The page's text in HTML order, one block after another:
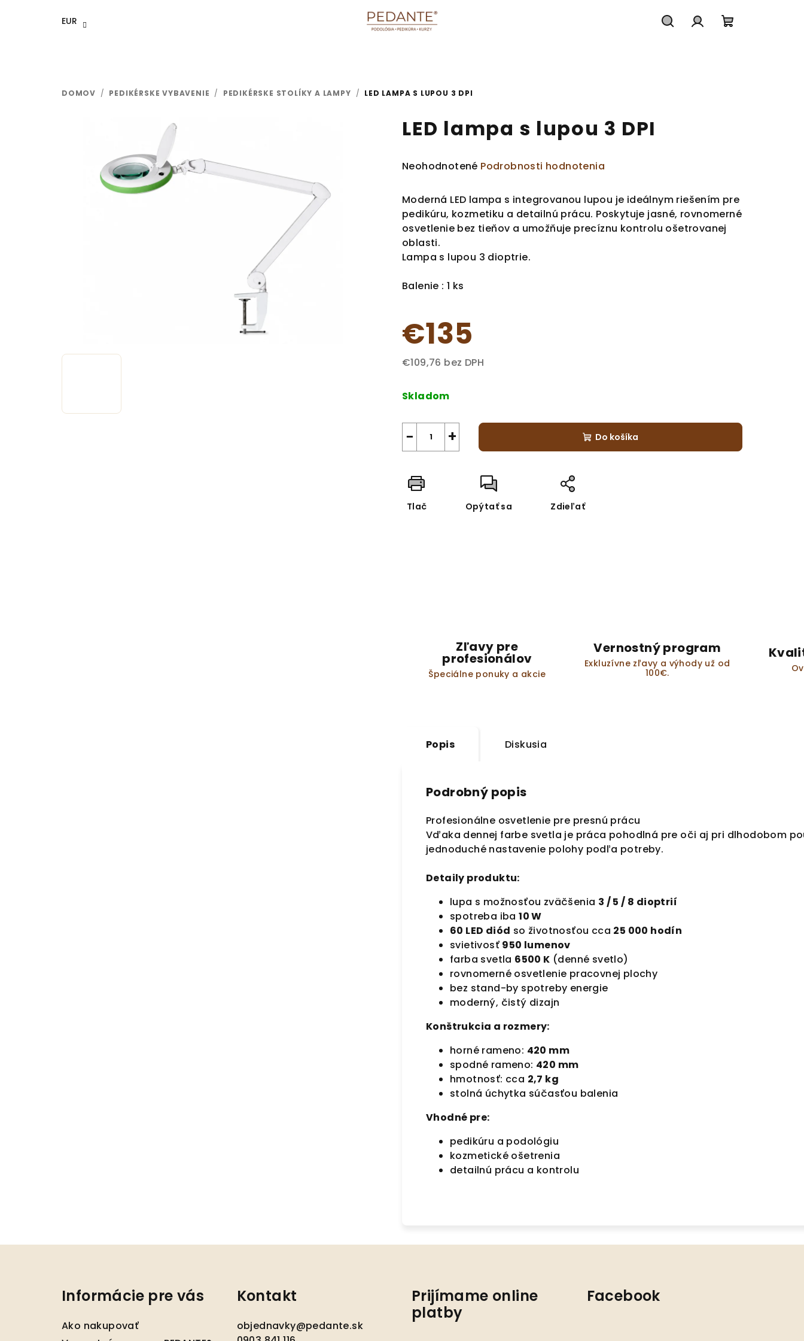
EUR
DOMOV / PEDIKÉRSKE VYBAVENIE / PEDIKÉRSKE STOLÍKY A LAMPY / LED LAMPA S LUPOU 3 DPI
LED lampa s lupou 3 DPI
Priemerné
produktu
je
0,0
z
5
hviezdičiek.
Neohodnotené Podrobnosti hodnotenia
Moderná LED lampa s integrovanou lupou je ideálnym riešením pre
pedikúru, kozmetiku a detailnú prácu. Poskytuje jasné, rovnomerné
osvetlenie bez tieňov a umožňuje precíznu kontrolu ošetrovanej
oblasti.
Lampa s lupou 3 dioptrie.
Balenie : 1 ks
€135
€109,76 bez DPH
cena:
Skladom
+
− Do košíka
Tlač Opýtať sa Zdieľať
Zľavy pre
profesionálov
Špeciálne ponuky a akcie
Vernostný program
Exkluzívne zľavy a výhody už od
100€.
Popis Diskusia
Podrobný popis
Profesionálne osvetlenie pre presnú prácu
Vďaka dennej farbe svetla je práca pohodlná pre oči aj pri dlhodobom
jednoduché nastavenie polohy podľa potreby.
Detaily produktu:
lupa s možnosťou zväčšenia 3 / 5 / 8 dioptrií
spotreba iba10 W
60 LED diód so životnosťou cca 25 000 hodín
svietivosť 950 lumenov
farba svetla 6500 K (denné svetlo)
rovnomerné osvetlenie pracovnej plochy
bez stand-by spotreby energie
moderný, čistý dizajn
Konštrukcia a rozmery:
horné rameno: 420 mm
spodné rameno: 420 mm
hmotnosť: cca 2,7 kg
stolná úchytka súčasťou balenia
Vhodné pre:
pedikúru a podológiu
kozmetické ošetrenia
detailnú prácu a kontrolu
Informácie pre vás
Ako nakupovať
Kontakt
objednavky@pedante.sk
Prijímame online
platby
Facebook